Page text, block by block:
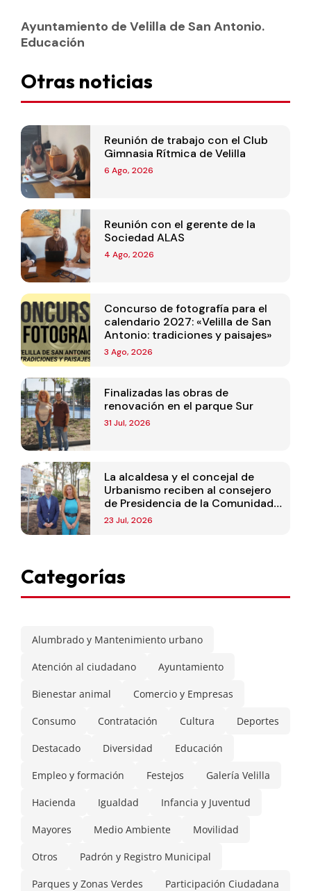
Ayuntamiento de Velilla de San Antonio.
Educación
Otras noticias
Reunión de trabajo con el Club
Gimnasia Rítmica de Velilla
6 Ago, 2026
Reunión con el gerente de la
Sociedad ALAS
4 Ago, 2026
Concurso de fotografía para el
calendario 2027: «Velilla de San
Antonio: tradiciones y paisajes»
3 Ago, 2026
Finalizadas las obras de
renovación en el parque Sur
31 Jul, 2026
La alcaldesa y el concejal de
Urbanismo reciben al consejero
de Presidencia de la Comunidad
de Madrid
23 Jul, 2026
Categorías
Alumbrado y Mantenimiento urbano
Atención al ciudadano Ayuntamiento
Bienestar animal Comercio y Empresas
Consumo Contratación Cultura Deportes
Destacado Diversidad Educación
Empleo y formación Festejos Galería Velilla
Hacienda Igualdad Infancia y Juventud
Mayores Medio Ambiente Movilidad
Otros Padrón y Registro Municipal
Parques y Zonas Verdes Participación Ciudadana